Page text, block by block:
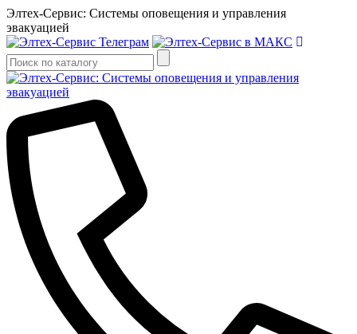
Элтех-Сервис: Системы оповещения и управления
эвакуацией